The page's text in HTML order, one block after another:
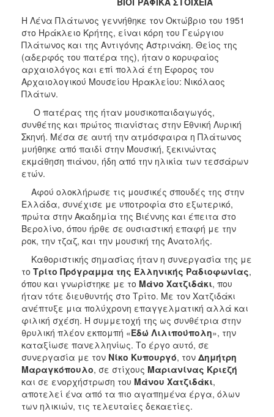
Η Λένα Πλάτωνος γεννήθηκε τον Οκτώβριο του 1951
στο Ηράκλειο Κρήτης, είναι κόρη του Γεώργιου
Πλάτωνος και της Αντιγόνης Αστρινάκη. Θείος της
(αδερφός του πατέρα της), ήταν ο κορυφαίος
αρχαιολόγος και επί πολλά έτη Έφορος του
Αρχαιολογικού Μουσείου Ηρακλείου: Νικόλαος
Πλάτων.
Ο πατέρας της ήταν μουσικοπαιδαγωγός,
συνθέτης και πρώτος πιανίστας στην Εθνική Λυρική
Σκηνή. Μέσα σε αυτή την ατμόσφαιρα η Πλάτωνος
μυήθηκε από παιδί στην Μουσική, ξεκινώντας
εκμάθηση πιάνου, ήδη από την ηλικία των τεσσάρων
ετών.
Αφού ολοκλήρωσε τις μουσικές σπουδές της στην
Ελλάδα, συνέχισε με υποτροφία στο εξωτερικό,
πρώτα στην Ακαδημία της Βιέννης και έπειτα στο
Βερολίνο, όπου ήρθε σε ουσιαστική επαφή με την
ροκ, την τζαζ, και την μουσική της Ανατολής.
Καθοριστικής σημασίας ήταν η συνεργασία της με
το Τρίτο Πρόγραμμα της Ελληνικής Ραδιοφωνίας,
όπου και γνωρίστηκε με το Μάνο Χατζιδάκι, που
ήταν τότε διευθυντής στο Τρίτο. Με τον Χατζιδάκι
ανέπτυξε μια πολύχρονη επαγγελματική αλλά και
φιλική σχέση. Η συμμετοχή της ως συνθέτρια στην
θρυλική πλέον εκπομπή «Εδώ Λιλιπούπολη», την
καταξίωσε πανελληνίως. Το έργο αυτό, σε
συνεργασία με τον Νίκο Κυπουργό, τον Δημήτρη
Μαραγκόπουλο, σε στίχους Μαριανίνας Κριεζή
και σε ενορχήστρωση του Μάνου Χατζιδάκι,
αποτελεί ένα από τα πιο αγαπημένα έργα, όλων
των ηλικιών, τις τελευταίες δεκαετίες.